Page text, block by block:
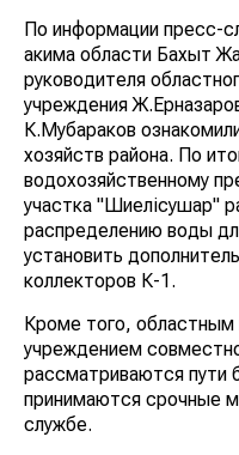
По информации пресс-
акима области Бахыт
руководителя
учреждения
К.Мубараков
хозяйств района. По
водохозяйственному
участка "Шиелісушар"
распределению воды
установить
коллекторов К-1.
Кроме того,
учреждением
рассматриваются пути
принимаются срочные
службе.